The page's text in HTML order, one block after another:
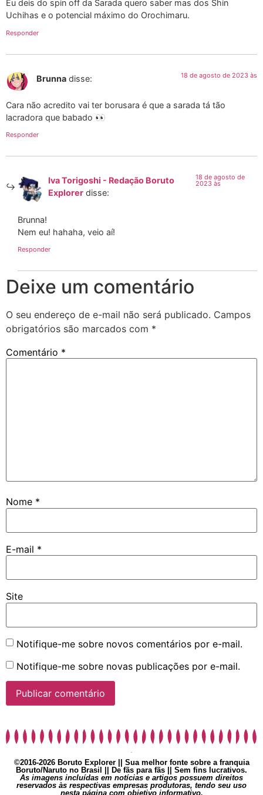
Eu deis do spin off da Sarada quero saber mas dos Shin
Uchihas e o potencial máximo do Orochimaru.
Responder
Brunna disse: 18 de agosto de 2023 às
Cara não acredito vai ter borusara é que a sarada tá tão
lacradora que babado 👀
Responder
Iva Torigoshi - Redação Boruto
Explorer disse:
18 de agosto de
2023 às
Brunna!
Nem eu! hahaha, veio aí!
Responder
Deixe um comentário
O seu endereço de e-mail não será publicado. Campos
obrigatórios são marcados com *
Comentário *
Nome *
E-mail *
Site
Notifique-me sobre novos comentários por e-mail.
Notifique-me sobre novas publicações por e-mail.
©2016-2026 Boruto Explorer || Sua melhor fonte sobre a franquia
Boruto/Naruto no Brasil || De fãs para fãs || Sem fins lucrativos.
As imagens incluídas em notícias e artigos possuem direitos
reservados às respectivas empresas produtoras, tendo seu uso
nesta página com objetivo informativo.